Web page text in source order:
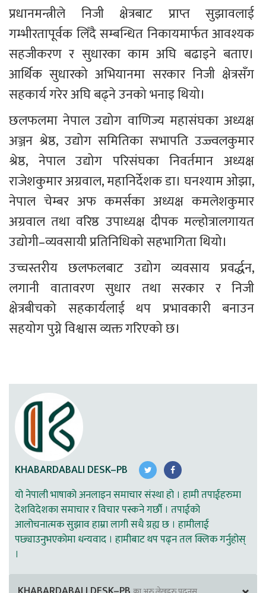
प्रधानमन्त्रीले निजी क्षेत्रबाट प्राप्त सुझावलाई
गम्भीरतापूर्वक लिँदै सम्बन्धित निकायमार्फत आवश्यक
सहजीकरण र सुधारका काम अघि बढाइने बताए।
आर्थिक सुधारको अभियानमा सरकार निजी क्षेत्रसँग
सहकार्य गरेर अघि बढ्ने उनको भनाइ थियो।
छलफलमा नेपाल उद्योग वाणिज्य महासंघका अध्यक्ष
अञ्जन श्रेष्ठ, उद्योग समितिका सभापति उज्ज्वलकुमार
श्रेष्ठ, नेपाल उद्योग परिसंघका निवर्तमान अध्यक्ष
राजेशकुमार अग्रवाल, महानिर्देशक डा। घनश्याम ओझा,
नेपाल चेम्बर अफ कमर्सका अध्यक्ष कमलेशकुमार
अग्रवाल तथा वरिष्ठ उपाध्यक्ष दीपक मल्होत्रालगायत
उद्योगी–व्यवसायी प्रतिनिधिको सहभागिता थियो।
उच्चस्तरीय छलफलबाट उद्योग व्यवसाय प्रवर्द्धन,
लगानी वातावरण सुधार तथा सरकार र निजी
क्षेत्रबीचको सहकार्यलाई थप प्रभावकारी बनाउन
सहयोग पुग्ने विश्वास व्यक्त गरिएको छ।
KHABARDABALI DESK–PB
यो नेपाली भाषाको अनलाइन समाचार संस्था हो । हामी तपाईहरुमा
देशविदेशका समाचार र विचार पस्कने गर्छौ । तपाईको
आलोचनात्मक सुझाव हाम्रा लागी सधै ग्रह्य छ । हामीलाई
पछ्याउनुभएकोमा धन्यवाद । हामीबाट थप पढ्न तल क्लिक गर्नुहोस्
।